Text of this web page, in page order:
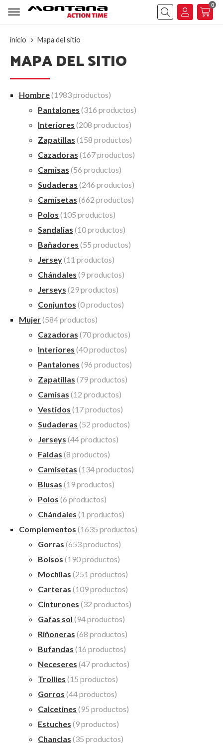
Buscar
0
inicio Mapa del sitio
MAPA DEL SITIO
Hombre(1983 productos)
Pantalones (316 productos)
Interiores (208 productos)
Zapatillas (158 productos)
Cazadoras (167 productos)
Camisas (56 productos)
Sudaderas (246 productos)
Camisetas (662 productos)
Polos (105 productos)
Sandalias (10 productos)
Bañadores (55 productos)
Jersey(11 productos)
Chándales (9 productos)
Jerseys (29 productos)
Conjuntos (0 productos)
Mujer(584 productos)
Cazadoras (70 productos)
Interiores (40 productos)
Pantalones (96 productos)
Zapatillas (79 productos)
Camisas (12 productos)
Vestidos (17 productos)
Sudaderas (52 productos)
Jerseys (44 productos)
Faldas (8 productos)
Camisetas (134 productos)
Blusas (19 productos)
Polos (6 productos)
Chándales (1 productos)
Complementos (1635 productos)
Gorras (653 productos)
Bolsos (190 productos)
Mochilas (251 productos)
Carteras (109 productos)
Cinturones (32 productos)
Gafas sol (94 productos)
Riñoneras (68 productos)
Bufandas (16 productos)
Neceseres (47 productos)
Trollies (15 productos)
Gorros (44 productos)
Calcetines (95 productos)
Estuches (9 productos)
Chanclas (35 productos)